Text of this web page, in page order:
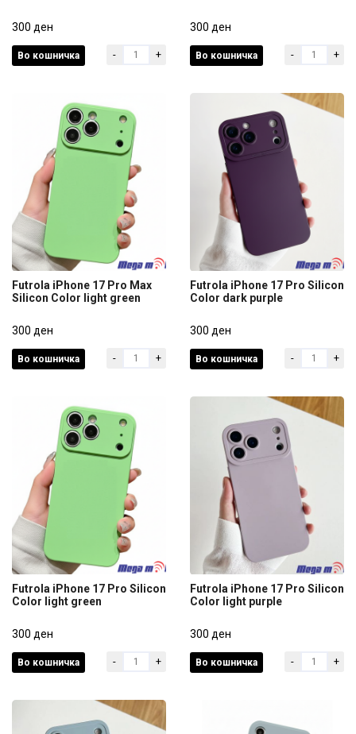
Color mint
300 ден
300 ден
Во кошничка - +
Silicon Color dark blue
300 ден
300 ден
Во кошничка - +
Silicon Color light green
300 ден
Futrola iPhone 17 Pro Max
Silicon Color light green
300 ден
Во кошничка - +
Color dark purple
300 ден
Futrola iPhone 17 Pro Silicon
Color dark purple
300 ден
Во кошничка - +
Color light green
300 ден
Futrola iPhone 17 Pro Silicon
Color light green
300 ден
Во кошничка - +
Color light purple
300 ден
Futrola iPhone 17 Pro Silicon
Color light purple
300 ден
Во кошничка - +